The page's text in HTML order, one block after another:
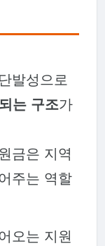
발성으로
는 구조가
금은 지역
주는 역할
오는 지원